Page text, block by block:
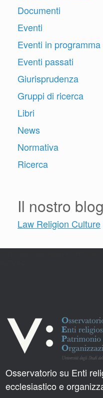
Documenti
Eventi
Eventi in programma
Eventi passati
Giurisprudenza
Gruppi di ricerca
Libri
News
Normativa
Ricerca
Il nostro
Law Religion Culture
Osservatorio su Enti
ecclesiastico e